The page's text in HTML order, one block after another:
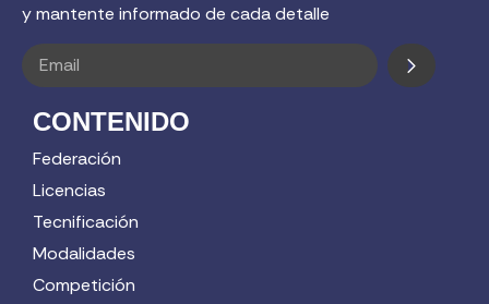
y mantente informado de cada detalle
CONTENIDO
Federación
Licencias
Tecnificación
Modalidades
Competición